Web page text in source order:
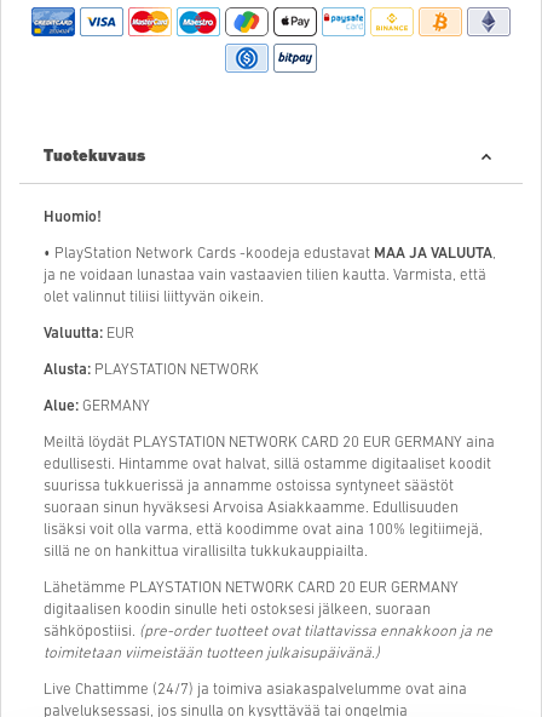
Tuotekuvaus
Huomio!
• PlayStation Network Cards -koodeja edustavat MAA JA VALUUTA,
ja ne voidaan lunastaa vain vastaavien tilien kautta. Varmista, että
olet valinnut tiliisi liittyvän oikein.
Valuutta: EUR
Alusta: PLAYSTATION NETWORK
Alue: GERMANY
Meiltä löydät PLAYSTATION NETWORK CARD 20 EUR GERMANY aina
edullisesti. Hintamme ovat halvat, sillä ostamme digitaaliset koodit
suurissa tukkuerissä ja annamme ostoissa syntyneet säästöt
suoraan sinun hyväksesi Arvoisa Asiakkaamme. Edullisuuden
lisäksi voit olla varma, että koodimme ovat aina 100% legitiimejä,
sillä ne on hankittua virallisilta tukkukauppiailta.
Lähetämme PLAYSTATION NETWORK CARD 20 EUR GERMANY
digitaalisen koodin sinulle heti ostoksesi jälkeen, suoraan
sähköpostiisi. (pre-order tuotteet ovat tilattavissa ennakkoon ja ne
toimitetaan viimeistään tuotteen julkaisupäivänä.)
Live Chattimme (24/7) ja toimiva asiakaspalvelumme ovat aina
palveluksessasi, jos sinulla on kysyttävää tai ongelmia